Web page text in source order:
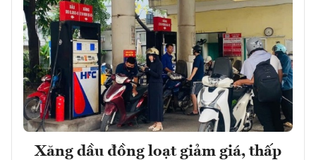
Xăng dầu đồng loạt giảm giá, thấp